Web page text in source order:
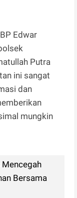
Edwar
Putra
ini sangat
dan
mungkin
Mencegah
Bersama